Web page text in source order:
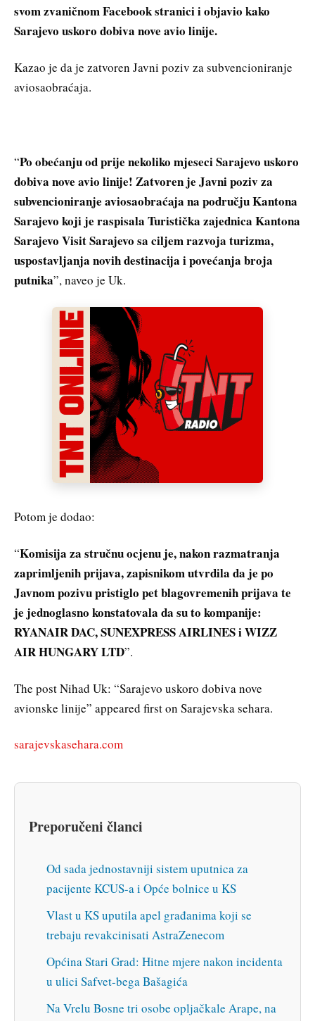
svom zvaničnom Facebook stranici i objavio kako
Sarajevo uskoro dobiva nove avio linije.
Kazao je da je zatvoren Javni poziv za subvencioniranje
aviosaobraćaja.
“Po obećanju od prije nekoliko mjeseci Sarajevo uskoro
dobiva nove avio linije! Zatvoren je Javni poziv za
subvencioniranje aviosaobraćaja na području Kantona
Sarajevo koji je raspisala Turistička zajednica Kantona
Sarajevo Visit Sarajevo sa ciljem razvoja turizma,
uspostavljanja novih destinacija i povećanja broja
putnika”, naveo je Uk.
Potom je dodao:
“Komisija za stručnu ocjenu je, nakon razmatranja
zaprimljenih prijava, zapisnikom utvrdila da je po
Javnom pozivu pristiglo pet blagovremenih prijava te
je jednoglasno konstatovala da su to kompanije:
RYANAIR DAC, SUNEXPRESS AIRLINES i WIZZ
AIR HUNGARY LTD”.
The post Nihad Uk: “Sarajevo uskoro dobiva nove
avionske linije” appeared first on Sarajevska sehara.
sarajevskasehara.com
Preporučeni članci
Od sada jednostavniji sistem uputnica za
pacijente KCUS-a i Opće bolnice u KS
Vlast u KS uputila apel građanima koji se
trebaju revakcinisati AstraZenecom
Općina Stari Grad: Hitne mjere nakon incidenta
u ulici Safvet-bega Bašagića
Na Vrelu Bosne tri osobe opljačkale Arape, na